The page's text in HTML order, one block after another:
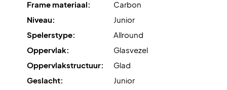
Korter handvatis aangepast aan kleinere handen en maakt
het racket makkelijker te hanteren voor kinderen.
AT10 Genius Jr 2026 direct!
Let op:Wordt geleverd zonder hoes
Frame materiaal:
Carbon
Niveau:
Junior
Spelerstype:
Allround
Oppervlak:
Glasvezel
Oppervlakstructuur:
Glad
Geslacht:
Junior